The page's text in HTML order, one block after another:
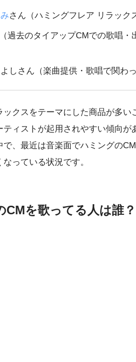
さん（ハミングフレア リラック
過去のタイアップCMでの歌唱・
しさん（楽曲提供・歌唱で関わ
ックスをテーマにした商品が多
ティストが起用されやすい傾向
で、最近は音楽面でハミングの
っている状況です。
CMを歌ってる人は誰？